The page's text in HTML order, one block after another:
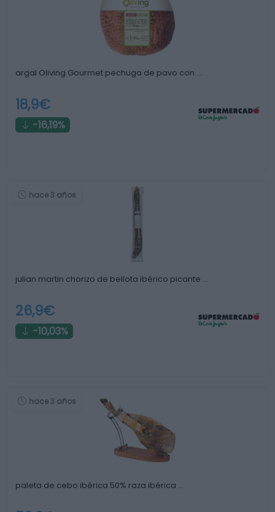
argal Oliving Gourmet pechuga de pavo con …
18,9€
-16,19%
hace 3 años
julian martin chorizo de bellota ibérico picante …
26,9€
-10,03%
hace 3 años
paleta de cebo ibérica 50% raza ibérica …